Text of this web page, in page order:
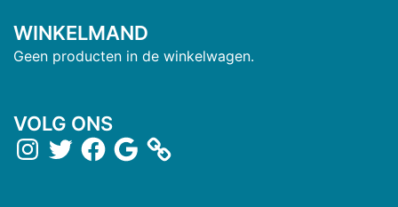
WINKELMAND
Geen producten in de winkelwagen.
VOLG ONS